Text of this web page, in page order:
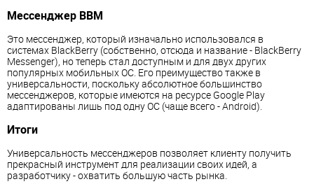
Мессенджер ВВМ
Это мессенджер, который изначально использовался в
системах BlackBerry (собственно, отсюда и название - BlackBerry
Messenger), но теперь стал доступным и для двух других
популярных мобильных ОС. Его преимущество также в
универсальности, поскольку абсолютное большинство
мессенджеров, которые имеются на ресурсе Google Play
адаптированы лишь под одну ОС (чаще всего - Android).
Итоги
Универсальность мессенджеров позволяет клиенту получить
прекрасный инструмент для реализации своих идей, а
разработчику - охватить большую часть рынка.